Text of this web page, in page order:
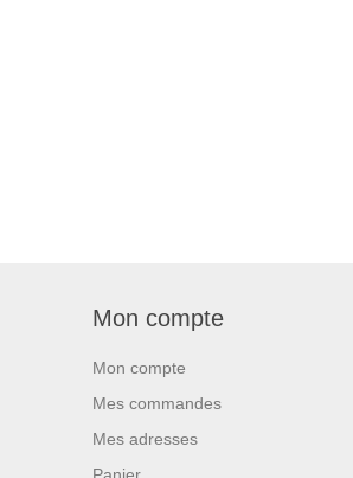
Mon compte
Mon compte
Mes commandes
Mes adresses